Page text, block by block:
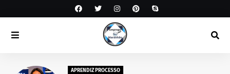
APRENDIZ PROCESSO